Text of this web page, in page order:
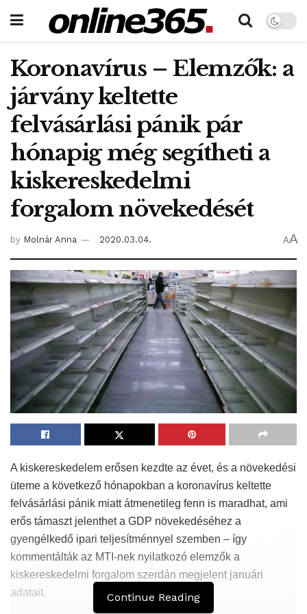
Koronavírus – Elemzők: a
járvány keltette
felvásárlási pánik pár
hónapig még segítheti a
kiskereskedelmi
forgalom növekedését
by Molnár Anna 2020.03.04. AA
A kiskereskedelem erősen kezdte az évet, és a növekedési
üteme a következő hónapokban a koronavírus keltette
felvásárlási pánik miatt átmenetileg fenn is maradhat, ami
erős támaszt jelenthet a GDP növekedéséhez a
gyengélkedő ipari teljesítménnyel szemben – így
kommentálták az MTI-nek nyilatkozó elemzők a
kiskereskedelmi forgalom szerdán megjelent januári
adatait.
Continue Reading